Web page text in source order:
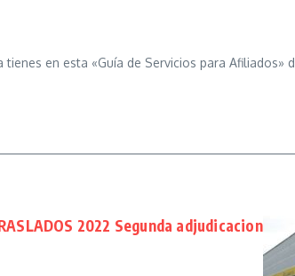
en esta «Guía de Servicios para Afiliados»
2022 Segunda adjudicacion